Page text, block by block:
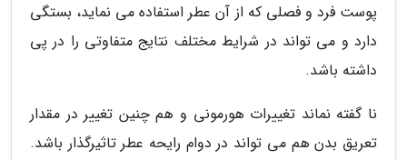
پوست فرد و فصلی که از آن عطر استفاده می نماید، بستگی
دارد و می تواند در شرایط مختلف نتایج متفاوتی را در پی
داشته باشد.
نا گفته نماند تغییرات هورمونی و هم چنین تغییر در مقدار
تعریق بدن هم می تواند در دوام رایحه عطر تاثیرگذار باشد.